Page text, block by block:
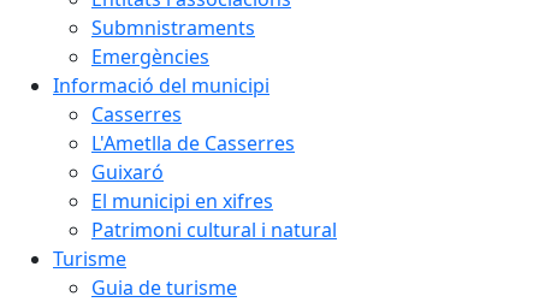
Submnistraments
Emergències
Informació del municipi
Casserres
L'Ametlla de Casserres
Guixaró
El municipi en xifres
Patrimoni cultural i natural
Turisme
Guia de turisme